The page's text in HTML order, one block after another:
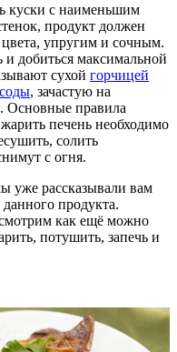
куски с наименьшим
продукт должен
упругим и сочным.
и добиться максимальной
сухой горчицей
соды, зачастую на
. Основные правила
печень необходимо
солить
с огня.
уже рассказывали вам
продукта.
как ещё можно
потушить, запечь и